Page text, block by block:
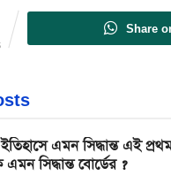
Share
এমন সিদ্ধান্ত এই
সিদ্ধান্ত বোর্ডের ?